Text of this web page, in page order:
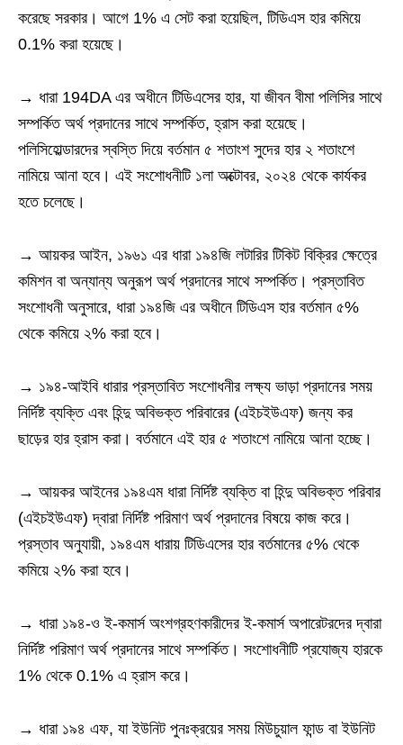
করেছে সরকার। আগে 1% এ সেট করা হয়েছিল, টিডিএস হার কমিয়ে
0.1% করা হয়েছে।
→ ধারা 194DA এর অধীনে টিডিএসের হার, যা জীবন বীমা পলিসির সাথে
সম্পর্কিত অর্থ প্রদানের সাথে সম্পর্কিত, হ্রাস করা হয়েছে।
পলিসিহোল্ডারদের স্বস্তি দিয়ে বর্তমান ৫ শতাংশ সুদের হার ২ শতাংশে
নামিয়ে আনা হবে। এই সংশোধনীটি ১লা অক্টোবর, ২০২৪ থেকে কার্যকর
হতে চলেছে।
→ আয়কর আইন, ১৯৬১ এর ধারা ১৯৪জি লটারির টিকিট বিক্রির ক্ষেত্রে
কমিশন বা অন্যান্য অনুরূপ অর্থ প্রদানের সাথে সম্পর্কিত। প্রস্তাবিত
সংশোধনী অনুসারে, ধারা ১৯৪জি এর অধীনে টিডিএস হার বর্তমান ৫%
থেকে কমিয়ে ২% করা হবে।
→ ১৯৪-আইবি ধারার প্রস্তাবিত সংশোধনীর লক্ষ্য ভাড়া প্রদানের সময়
নির্দিষ্ট ব্যক্তি এবং হিন্দু অবিভক্ত পরিবারের (এইচইউএফ) জন্য কর
ছাড়ের হার হ্রাস করা। বর্তমানে এই হার ৫ শতাংশে নামিয়ে আনা হচ্ছে।
→ আয়কর আইনের ১৯৪এম ধারা নির্দিষ্ট ব্যক্তি বা হিন্দু অবিভক্ত পরিবার
(এইচইউএফ) দ্বারা নির্দিষ্ট পরিমাণ অর্থ প্রদানের বিষয়ে কাজ করে।
প্রস্তাব অনুযায়ী, ১৯৪এম ধারায় টিডিএসের হার বর্তমানের ৫% থেকে
কমিয়ে ২% করা হবে।
→ ধারা ১৯৪-ও ই-কমার্স অংশগ্রহণকারীদের ই-কমার্স অপারেটরদের দ্বারা
নির্দিষ্ট পরিমাণ অর্থ প্রদানের সাথে সম্পর্কিত। সংশোধনীটি প্রযোজ্য হারকে
1% থেকে 0.1% এ হ্রাস করে।
→ ধারা ১৯৪ এফ, যা ইউনিট পুনঃক্রয়ের সময় মিউচুয়াল ফান্ড বা ইউনিট